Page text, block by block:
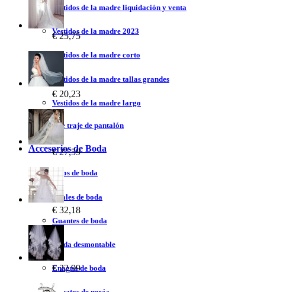
Vestidos de la madre liquidación y venta
Vestidos de la madre 2023
Vestidos de la madre corto
Vestidos de la madre tallas grandes
Vestidos de la madre largo
Vestidos de traje de pantalón
Accesorios de Boda
Velos de boda
Chales de boda
Guantes de boda
Falda desmontable
Enagua de boda
€ 25,75
€ 20,23
€ 27,59
€ 32,18
€ 22,99